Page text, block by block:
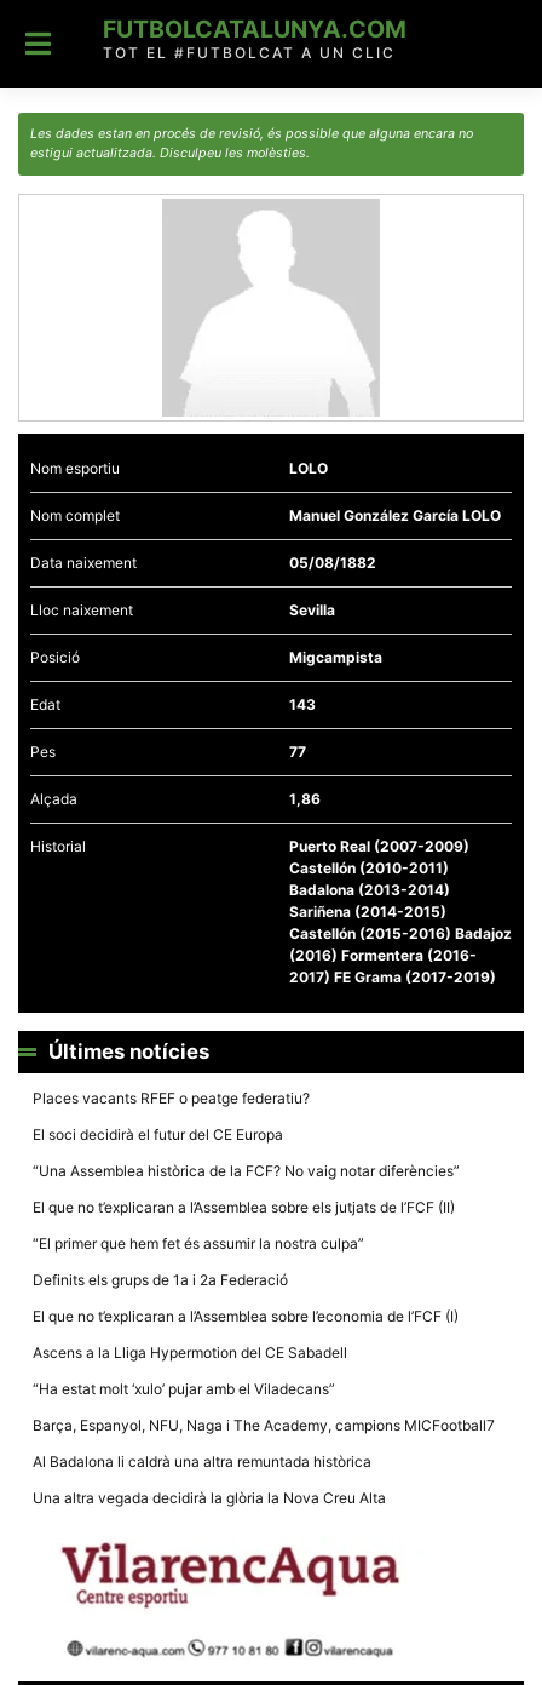
content
FUTBOLCATALUNYA.COM
TOT EL #FUTBOLCAT A UN CLIC
Les dades estan en procés de revisió, és possible que alguna encara no
estigui actualitzada. Disculpeu les molèsties.
Nom esportiu LOLO
Nom complet Manuel González García LOLO
Data naixement 05/08/1882
Lloc naixement Sevilla
Posició Migcampista
Edat 143
Pes 77
Alçada 1,86
Historial
Puerto Real (2007-2009)
Castellón (2010-2011)
Badalona (2013-2014)
Sariñena (2014-2015)
Castellón (2015-2016) Badajoz
(2016) Formentera (2016-
2017) FE Grama (2017-2019)
Últimes notícies
Places vacants RFEF o peatge federatiu?
El soci decidirà el futur del CE Europa
“Una Assemblea històrica de la FCF? No vaig notar diferències”
El que no t’explicaran a l’Assemblea sobre els jutjats de l’FCF (II)
“El primer que hem fet és assumir la nostra culpa”
Definits els grups de 1a i 2a Federació
El que no t’explicaran a l’Assemblea sobre l’economia de l’FCF (I)
Ascens a la Lliga Hypermotion del CE Sabadell
“Ha estat molt ‘xulo’ pujar amb el Viladecans”
Barça, Espanyol, NFU, Naga i The Academy, campions MICFootball7
Al Badalona li caldrà una altra remuntada històrica
Una altra vegada decidirà la glòria la Nova Creu Alta
Necessàries
Aquestes
cookies no
són
necessàries
tècnic de la
web.
Estadístiques
Recopilem
dades
per a millorar
Experiència
Alguns
emmagatzemen
dispositiu que
lloc funcioni tan
possible. Si
aquestes
algunes
del lloc web.
En compartir